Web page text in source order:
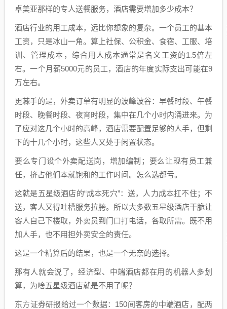
卓美亚那样的专人送餐服务，酒店需要增加多少成本？
酒店行业的用工成本，远比你想象的复杂。一个员工的基本
工资，只是冰山一角。算上社保、公积金、食宿、工服、培
训、管理成本，综合用人成本通常是名义工资的1.5倍左
右。一个月薪5000元的员工，酒店的年度实际支出可能在9
万左右。
更棘手的是，外卖订单有明显的波峰波谷：早餐时段、午餐
时段、晚餐时段、夜宵时段，集中在几个小时内涌进来。为
了应对这几个小时的高峰，酒店需要配置足够的人手，但剩
下的十几个小时，这些人又处于闲置状态。
要么专门设个外卖配送岗，增加编制；要么让现有员工兼
任，挤占他们本就饱和的工作时间。怎么选都亏。
这就是五星级酒店的“成本死穴”：送，人力成本扛不住；不
送，客人又得吐槽服务拉胯。所以大多数五星级酒店干脆让
客人自己下楼取，外卖员到门口打电话，各取所需。既不用
加人手，也不用担外卖安全的责任。
这是一个精算后的结果，也是一个无奈的选择。
那有人就会说了，经济型、中端酒店都在用的机器人多划
算，为啥五星级酒店就是不用了呢？
东方证券研报给过一个数据：150间客房的中端酒店，配两